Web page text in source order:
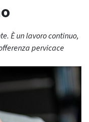
È un lavoro continuo,
pervicace